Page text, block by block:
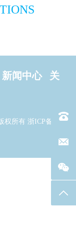
新闻中心
关
权所有 浙ICP备
电话
联系
返回